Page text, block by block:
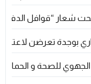
شعار “قوافل الدفء
بوجدة تعرضن
للصحة و الحماية